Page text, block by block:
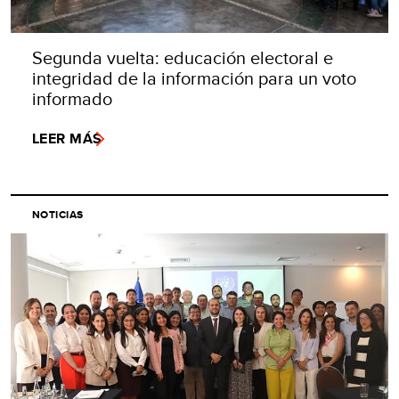
Segunda vuelta: educación electoral e
integridad de la información para un voto
informado
LEER MÁS
NOTICIAS